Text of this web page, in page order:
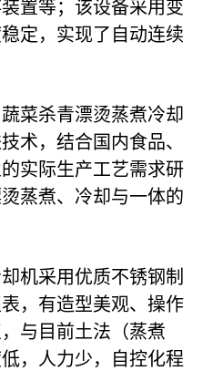
置等；该设备采用变
定，实现了自动连续
蔬菜杀青漂烫蒸煮冷却
术，结合国内食品、
实际生产工艺需求研
蒸煮、冷却与一体的
机采用优质不锈钢制
，有造型美观、操作
与目前土法（蒸煮
，人力少，自控化程